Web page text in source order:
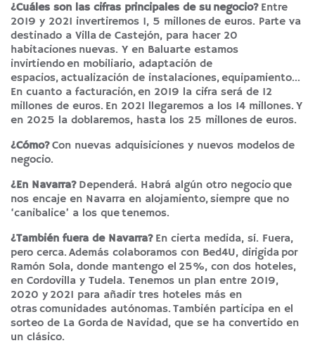
¿Cuáles son las cifras principales de su negocio? Entre
2019 y 2021 invertiremos 1, 5 millones de euros. Parte va
destinado a Villa de Castejón, para hacer 20
habitaciones nuevas. Y en Baluarte estamos
invirtiendo en mobiliario, adaptación de
espacios, actualización de instalaciones, equipamiento…
En cuanto a facturación, en 2019 la cifra será de 12
millones de euros. En 2021 llegaremos a los 14 millones. Y
en 2025 la doblaremos, hasta los 25 millones de euros.
¿Cómo?Con nuevas adquisiciones y nuevos modelos de
negocio.
¿En Navarra? Dependerá. Habrá algún otro negocio que
nos encaje en Navarra en alojamiento, siempre que no
‘canibalice’ a los que tenemos.
¿También fuera de Navarra? En cierta medida, sí. Fuera,
pero cerca. Además colaboramos con Bed4U, dirigida por
Ramón Sola, donde mantengo el 25%, con dos hoteles,
en Cordovilla y Tudela. Tenemos un plan entre 2019,
2020 y 2021 para añadir tres hoteles más en
otras comunidades autónomas. También participa en el
sorteo de La Gorda de Navidad, que se ha convertido en
un clásico.